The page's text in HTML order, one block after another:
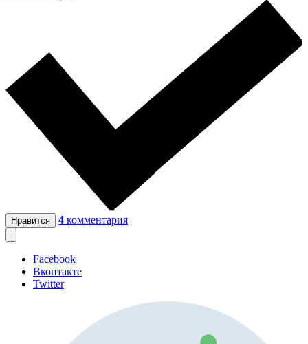
Нравится 4 комментария
Facebook
Вконтакте
Twitter